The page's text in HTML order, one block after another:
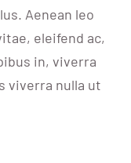
Aenean leo
eleifend ac,
in, viverra
viverra nulla ut